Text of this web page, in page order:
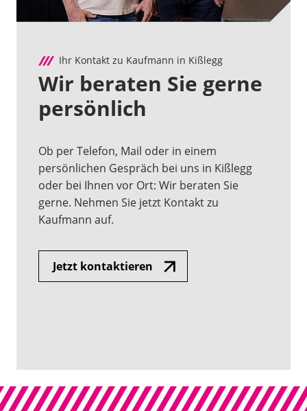
Ihr Kontakt zu Kaufmann in Kißlegg
Wir beraten Sie gerne
persönlich
Ob per Telefon, Mail oder in einem
persönlichen Gespräch bei uns in Kißlegg
oder bei Ihnen vor Ort: Wir beraten Sie
gerne. Nehmen Sie jetzt Kontakt zu
Kaufmann auf.
Jetzt kontaktieren